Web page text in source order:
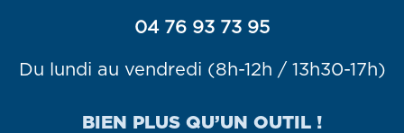
04 76 93 73 95
Du lundi au vendredi (8h-12h / 13h30-17h)
BIEN PLUS QU’UN OUTIL !